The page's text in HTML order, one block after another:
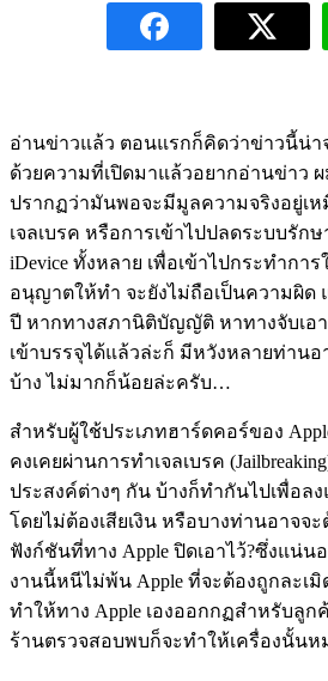
อ่านข่าวแล้ว ตอนแรกก็คิดว่าข่าวนี้น่า
ด้วยความที่เปิดมาแล้วอยากอ่านข่าว
ปรากฏว่ามันพอจะมีมูลความจริงอยู่เ
เจลเบรค หรือการเข้าไปปลดระบบรัก
iDevice ทั้งหลาย เพื่อเข้าไปกระทำการ
อนุญาตให้ทำ จะยังไม่ถือเป็นความผิด
ปี หากทางสภานิติบัญญัติ หาทางจับเอ
เข้าบรรจุได้แล้วล่ะก็ มีหวังหลายท่าน
บ้าง ไม่มากก็น้อยล่ะครับ…
สำหรับผู้ใช้ประเภทฮาร์ดคอร์ของ
คงเคยผ่านการทำเจลเบรค
ประสงค์ต่างๆ กัน บ้างก็ทำกันไปเพื่อลง
โดยไม่ต้องเสียเงิน หรือบางท่านอาจจ
ฟังก์ชันที่ทาง Apple ปิดเอาไว้?ซึ่งแน่น
งานนี้หนีไม่พ้น Apple ที่จะต้องถูกละเ
ทำให้ทาง Apple เองออกกฏสำหรับลูก
ร้านตรวจสอบพบก็จะทำให้เครื่องนั้น